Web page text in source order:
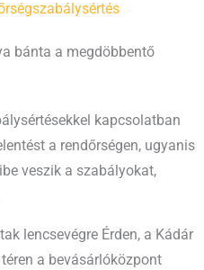
szabálysértés
bánta a megdöbbentő
kapcsolatban
a rendőrségen, ugyanis
veszik a szabályokat,
lencsevégre Érden, a Kádár
a bevásárlóközpont